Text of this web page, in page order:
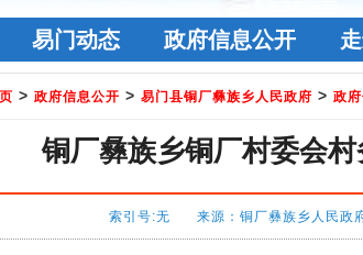
易门动态 政府信息公开
> 政府信息公开 > 易门县铜厂彝族乡人民政府 > 政
铜厂彝族乡铜厂村委会村
索引号:无 来源：铜厂彝族乡人